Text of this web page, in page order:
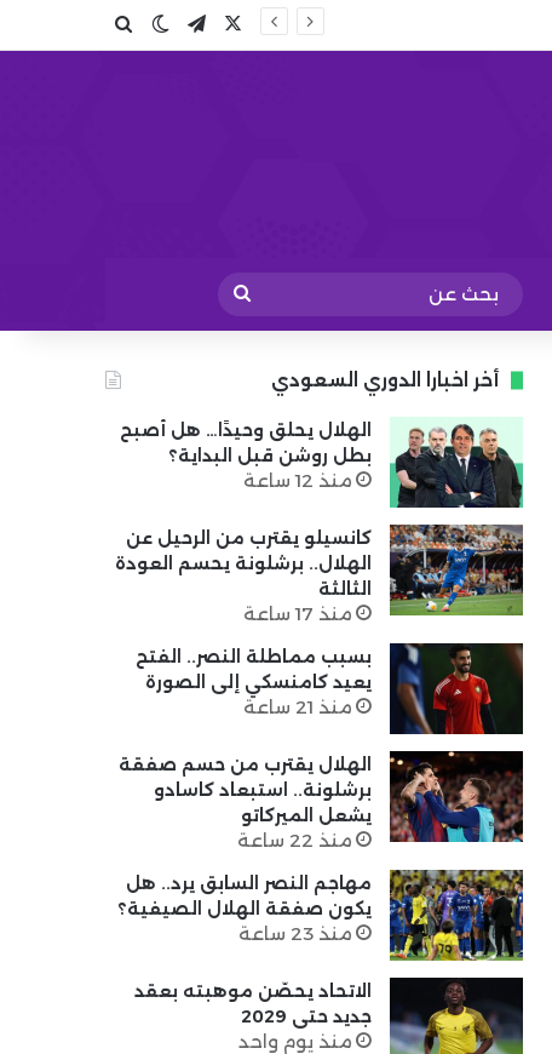
تيلقرامالوضع المظلم
بحث عن
بحث
عن
أخر اخبارا الدوري السعودي
الهلال يحلق وحيدًا… هل أصبح
بطل روشن قبل البداية؟
منذ 12 ساعة
كانسيلو يقترب من الرحيل عن
الهلال.. برشلونة يحسم العودة
الثالثة
منذ 17 ساعة
بسبب مماطلة النصر.. الفتح
يعيد كامنسكي إلى الصورة
منذ 21 ساعة
الهلال يقترب من حسم صفقة
برشلونة.. استبعاد كاسادو
يشعل الميركاتو
منذ 22 ساعة
مهاجم النصر السابق يرد.. هل
يكون صفقة الهلال الصيفية؟
منذ 23 ساعة
الاتحاد يحصّن موهبته بعقد
جديد حتى 2029
منذ يوم واحد